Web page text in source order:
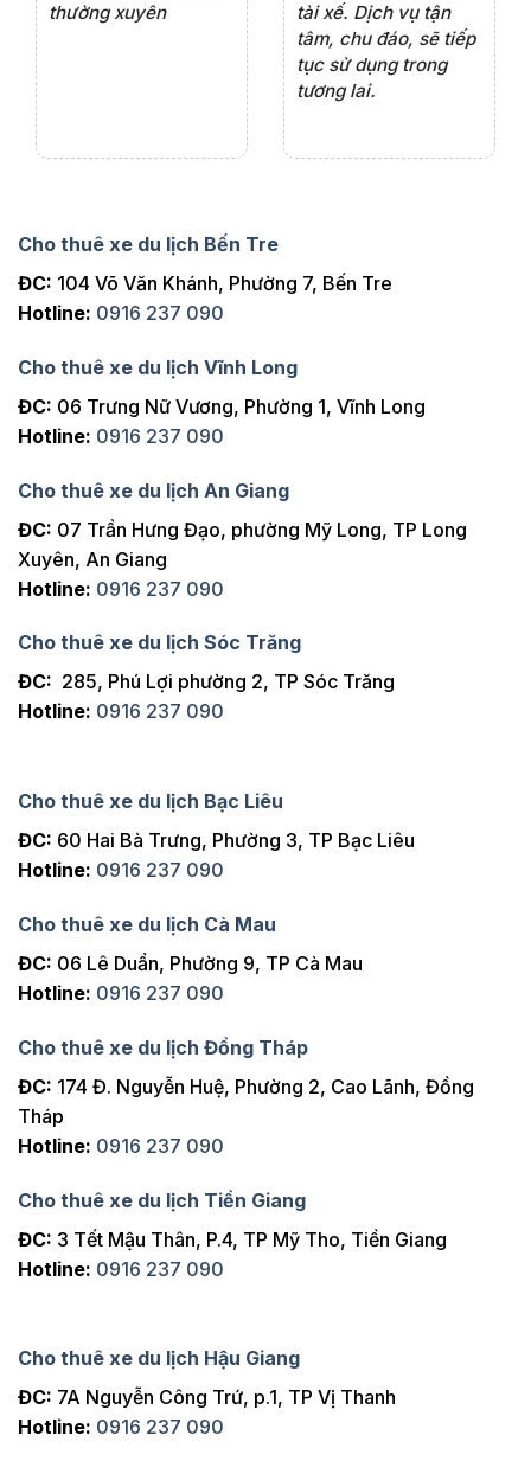
thường xuyên
tài xế. Dịch vụ tận
tâm, chu đáo, sẽ tiếp
tục sử dụng trong
tương lai.
Cho thuê xe du lịch Bến Tre
ĐC: 104 Võ Văn Khánh, Phường 7, Bến Tre
Hotline: 0916 237 090
Cho thuê xe du lịch Vĩnh Long
ĐC: 06 Trưng Nữ Vương, Phường 1, Vĩnh Long
Hotline: 0916 237 090
Cho thuê xe du lịch An Giang
ĐC: 07 Trần Hưng Đạo, phường Mỹ Long, TP Long
Xuyên, An Giang
Hotline: 0916 237 090
Cho thuê xe du lịch Sóc Trăng
ĐC: 285, Phú Lợi phường 2, TP Sóc Trăng
Hotline: 0916 237 090
Cho thuê xe du lịch Bạc Liêu
ĐC: 60 Hai Bà Trưng, Phường 3, TP Bạc Liêu
Hotline: 0916 237 090
Cho thuê xe du lịch Cà Mau
ĐC: 06 Lê Duẩn, Phường 9, TP Cà Mau
Hotline: 0916 237 090
Cho thuê xe du lịch Đồng Tháp
ĐC: 174 Đ. Nguyễn Huệ, Phường 2, Cao Lãnh, Đồng
Tháp
Hotline: 0916 237 090
Cho thuê xe du lịch Tiền Giang
ĐC: 3 Tết Mậu Thân, P.4, TP Mỹ Tho, Tiền Giang
Hotline: 0916 237 090
Cho thuê xe du lịch Hậu Giang
ĐC: 7A Nguyễn Công Trứ, p.1, TP Vị Thanh
Hotline: 0916 237 090